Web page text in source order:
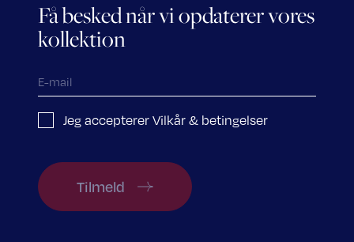
Få besked når vi opdaterer vores
kollektion
Jeg accepterer Vilkår & betingelser
Tilmeld